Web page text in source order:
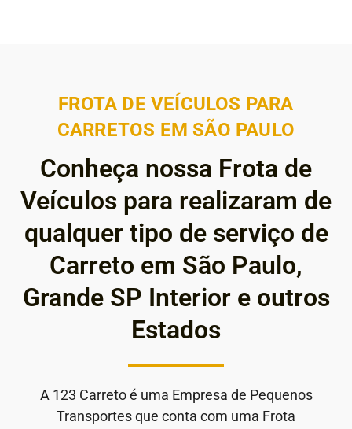
FROTA DE VEÍCULOS PARA
CARRETOS EM SÃO PAULO
Conheça nossa Frota de
Veículos para realizaram de
qualquer tipo de serviço de
Carreto em São Paulo,
Grande SP Interior e outros
Estados
A 123 Carreto é uma Empresa de Pequenos
Transportes que conta com uma Frota